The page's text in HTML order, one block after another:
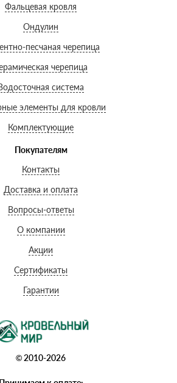
Фальцевая кровля
Ондулин
песчаная черепица
черепица
система
элементы для кровли
Комплектующие
Покупателям
Контакты
Доставка и оплата
Вопросы-ответы
О компании
Акции
Сертификаты
Гарантии
© 2010-2026